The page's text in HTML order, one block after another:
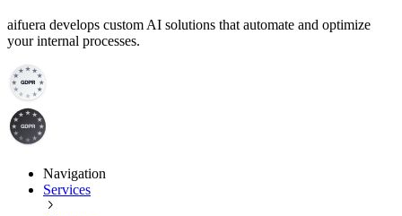
aifuera develops custom AI solutions that automate and optimize
your internal processes.
Navigation
Services